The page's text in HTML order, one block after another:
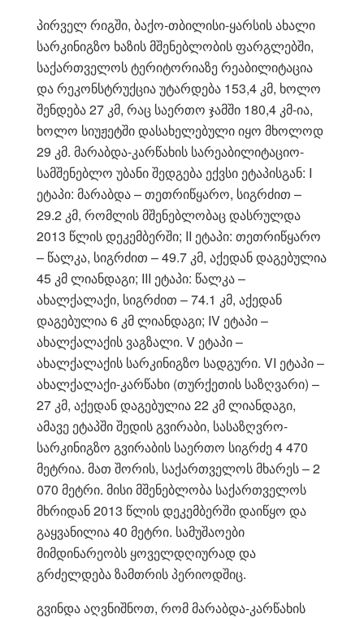
პირველ რიგში, ბაქო-თბილისი-ყარსის ახალი
სარკინიგზო ხაზის მშენებლობის ფარგლებში,
საქართველოს ტერიტორიაზე რეაბილიტაცია
და რეკონსტრუქცია უტარდება 153,4 კმ, ხოლო
შენდება 27 კმ, რაც საერთო ჯამში 180,4 კმ-ია,
ხოლო სიუჟეტში დასახელებული იყო მხოლოდ
29 კმ. მარაბდა-კარწახის სარეაბილიტაციო-
სამშენებლო უბანი შედგება ექვსი ეტაპისგან: I
ეტაპი: მარაბდა – თეთრიწყარო, სიგრძით –
29.2 კმ, რომლის მშენებლობაც დასრულდა
2013 წლის დეკემბერში; II ეტაპი: თეთრიწყარო
– წალკა, სიგრძით – 49.7 კმ, აქედან დაგებულია
45 კმ ლიანდაგი; III ეტაპი: წალკა –
ახალქალაქი, სიგრძით – 74.1 კმ, აქედან
დაგებულია 6 კმ ლიანდაგი; IV ეტაპი –
ახალქალაქის ვაგზალი. V ეტაპი –
ახალქალაქის სარკინიგზო სადგური. VI ეტაპი –
ახალქალაქი-კარწახი (თურქეთის საზღვარი) –
27 კმ, აქედან დაგებულია 22 კმ ლიანდაგი,
ამავე ეტაპში შედის გვირაბი, სასაზღვრო-
სარკინიგზო გვირაბის საერთო სიგრძე 4 470
მეტრია. მათ შორის, საქართველოს მხარეს – 2
070 მეტრი. მისი მშენებლობა საქართველოს
მხრიდან 2013 წლის დეკემბერში დაიწყო და
გაყვანილია 40 მეტრი. სამუშაოები
მიმდინარეობს ყოველდღიურად და
გრძელდება ზამთრის პერიოდშიც.
გვინდა აღვნიშნოთ, რომ მარაბდა-კარწახის